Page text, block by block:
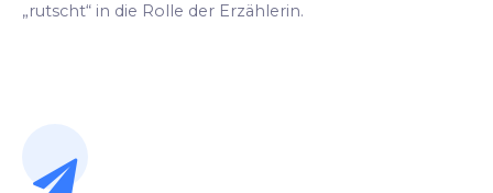
„rutscht“ in die Rolle der Erzählerin.